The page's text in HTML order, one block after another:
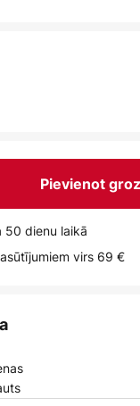
Pievienot
50 dienu laikā
virs 69 €